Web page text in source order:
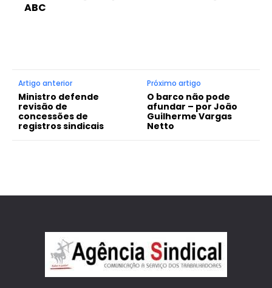
ABC
Artigo anterior
Ministro defende
revisão de
concessões de
registros sindicais
Próximo artigo
O barco não pode
afundar – por João
Guilherme Vargas
Netto